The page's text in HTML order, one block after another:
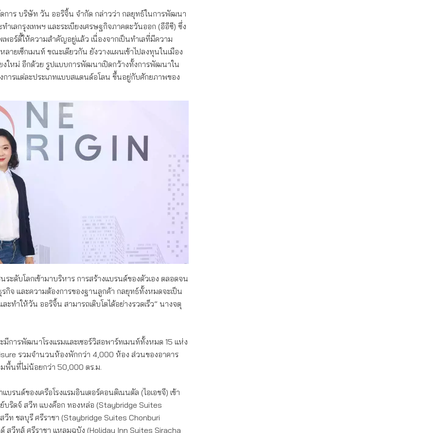
การ บริษัท วัน ออริจิ้น จำกัด กล่าวว่า กลยุทธ์ในการพัฒนา
ำเลกรุงเทพฯ และระเบียงเศรษฐกิจภาคตะวันออก (อีอีซี) ซึ่ง
พอร์ตี้ให้ความสำคัญอยู่แล้ว เนื่องจากเป็นทำเลที่มีความ
ายเซ็กเมนท์ ขณะเดียวกัน ยังวางแผนเข้าไปลงทุนในเมือง
งใหม่ อีกด้วย รูปแบบการพัฒนาเปิดกว้างทั้งการพัฒนาใน
ารแต่ละประเภทแบบสแตนด์อโลน ขึ้นอยู่กับศักยภาพของ
ระดับโลกเข้ามาบริหาร การสร้างแบรนด์ของตัวเอง ตลอดจน
กิจ และความต้องการของฐานลูกค้า กลยุทธ์ทั้งหมดจะเป็น
ทำให้วัน ออริจิ้น สามารถเติบโตได้อย่างรวดเร็ว” นางจตุ
การพัฒนาโรงแรมและเซอร์วิสอพาร์ทเมนท์ทั้งหมด 15 แห่ง
รวมจำนวนห้องพักกว่า 4,000 ห้อง ส่วนของอาคาร
พื้นที่ไม่น้อยกว่า 50,000 ตร.ม.
นด์ของเครือโรงแรมอินเตอร์คอนติเนนตัล (ไอเอชจี) เข้า
ย์บริดจ์ สวีท แบงค็อก ทองหล่อ (Staybridge Suites
วีท ชลบุรี ศรีราชา (Staybridge Suites Chonburi
สวีทส์ ศรีราชา แหลมฉบัง (Holiday Inn Suites Siracha